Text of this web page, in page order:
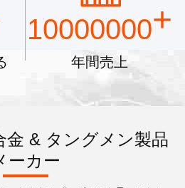
10000000+
年間売上
金 & タングメン製品
ーカー